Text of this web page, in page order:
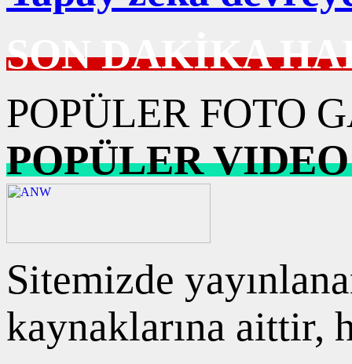
SON DAKİKA
POPÜLER FOTO
POPÜLER
Sitemizde
kaynaklarına aittir,